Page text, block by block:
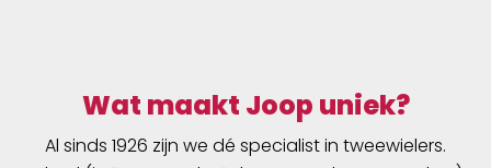
Wat maakt Joop uniek?
Al sinds 1926 zijn we dé specialist in tweewielers.